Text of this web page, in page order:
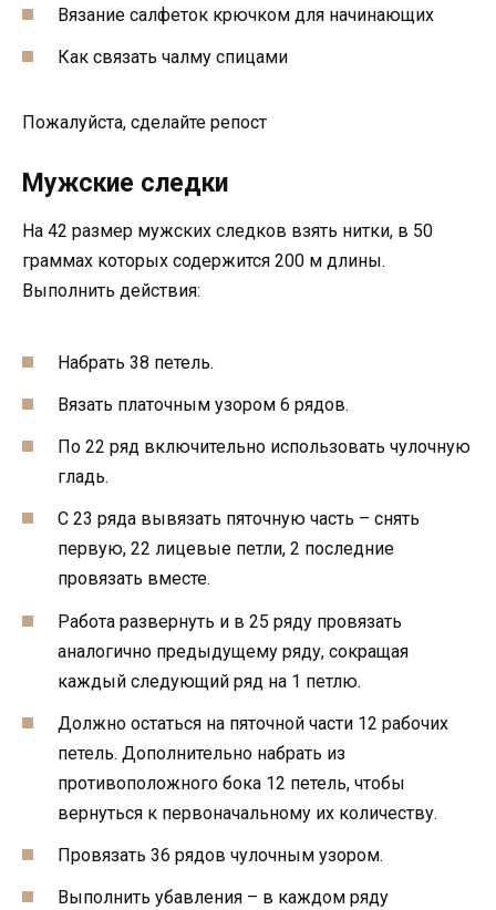
Вязание салфеток крючком для начинающих
Как связать чалму спицами
Пожалуйста, сделайте репост
Мужские следки
На 42 размер мужских следков взять нитки, в 50
граммах которых содержится 200 м длины.
Выполнить действия:
Набрать 38 петель.
Вязать платочным узором 6 рядов.
По 22 ряд включительно использовать чулочную
гладь.
С 23 ряда вывязать пяточную часть – снять
первую, 22 лицевые петли, 2 последние
провязать вместе.
Работа развернуть и в 25 ряду провязать
аналогично предыдущему ряду, сокращая
каждый следующий ряд на 1 петлю.
Должно остаться на пяточной части 12 рабочих
петель. Дополнительно набрать из
противоположного бока 12 петель, чтобы
вернуться к первоначальному их количеству.
Провязать 36 рядов чулочным узором.
Выполнить убавления – в каждом ряду